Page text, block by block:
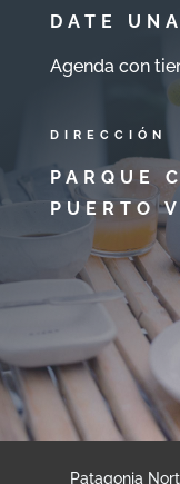
DATE
Agenda con
DIRECCIÓN
PARQUE
PUERTO
Patagonia